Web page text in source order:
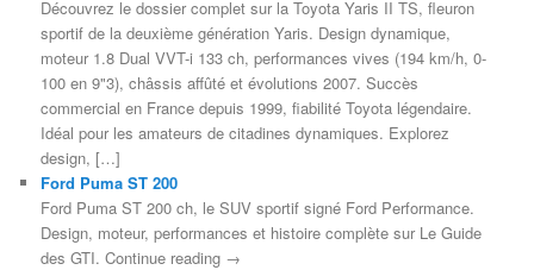
Découvrez le dossier complet sur la Toyota Yaris II TS, fleuron
sportif de la deuxième génération Yaris. Design dynamique,
moteur 1.8 Dual VVT-i 133 ch, performances vives (194 km/h, 0-
100 en 9"3), châssis affûté et évolutions 2007. Succès
commercial en France depuis 1999, fiabilité Toyota légendaire.
Idéal pour les amateurs de citadines dynamiques. Explorez
design, […]
Ford Puma ST 200
Ford Puma ST 200 ch, le SUV sportif signé Ford Performance.
Design, moteur, performances et histoire complète sur Le Guide
des GTI. Continue reading →